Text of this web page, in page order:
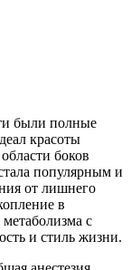
были полные
красоты
боков
популярным и
от лишнего
в
с
и стиль жизни.